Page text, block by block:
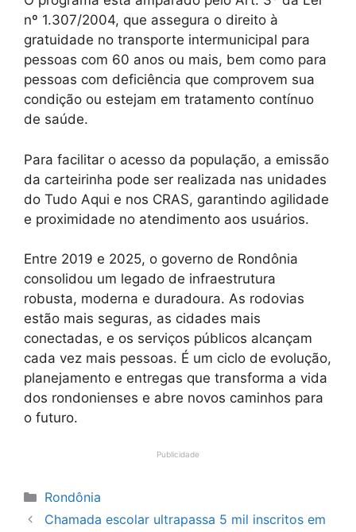
nº 1.307/2004, que assegura o direito à
gratuidade no transporte intermunicipal para
pessoas com 60 anos ou mais, bem como para
pessoas com deficiência que comprovem sua
condição ou estejam em tratamento contínuo
de saúde.
Para facilitar o acesso da população, a emissão
da carteirinha pode ser realizada nas unidades
do Tudo Aqui e nos CRAS, garantindo agilidade
e proximidade no atendimento aos usuários.
Entre 2019 e 2025, o governo de Rondônia
consolidou um legado de infraestrutura
robusta, moderna e duradoura. As rodovias
estão mais seguras, as cidades mais
conectadas, e os serviços públicos alcançam
cada vez mais pessoas. É um ciclo de evolução,
planejamento e entregas que transforma a vida
dos rondonienses e abre novos caminhos para
o futuro.
Publicidade
Categorias
Rondônia
Chamada escolar ultrapassa 5 mil inscritos em